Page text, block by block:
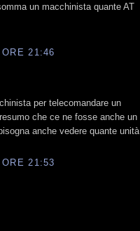
un macchinista quante AT
21:46
per telecomandare un
che ce ne fosse anche un
anche vedere quante unità
21:53